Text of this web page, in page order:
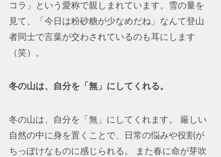
コラ」という愛称で親しまれています。雪の量を
見て、「今日は粉砂糖が少なめだね」なんて登山
者同士で言葉が交わされているのも耳にします
（笑）。
冬の山は、自分を「無」にしてくれる。
冬の山は、自分を「無」にしてくれます。 厳しい
自然の中に身を置くことで、日常の悩みや役割が
ちっぽけなものに感じられる。 また春に命が芽吹